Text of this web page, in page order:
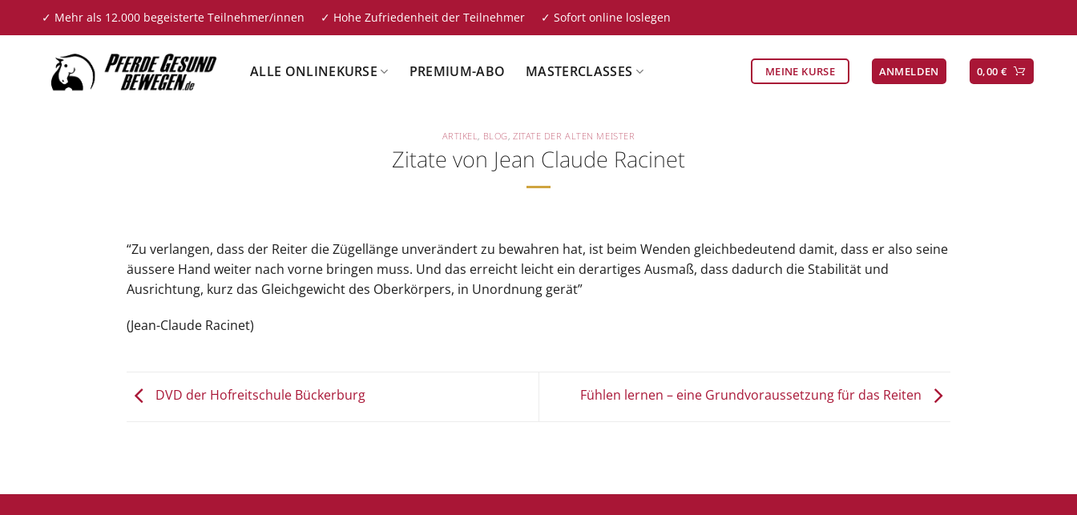
✓ Mehr als 12.000 begeisterte Teilnehmer/innen ✓ Hohe Zufriedenheit der Teilnehmer ✓ Sofort online loslegen
ALLE ONLINEKURSE PREMIUM-ABO MASTERCLASSES MEINE KURSE ANMELDEN 0,00 €
ARTIKEL, BLOG, ZITATE DER ALTEN MEISTER
Zitate von Jean Claude Racinet
“Zu verlangen, dass der Reiter die Zügellänge unverändert zu bewahren hat, ist beim Wenden gleichbedeutend damit, dass er also seine
äussere Hand weiter nach vorne bringen muss. Und das erreicht leicht ein derartiges Ausmaß, dass dadurch die Stabilität und
Ausrichtung, kurz das Gleichgewicht des Oberkörpers, in Unordnung gerät”
(Jean-Claude Racinet)
DVD der Hofreitschule Bückerburg Fühlen lernen – eine Grundvoraussetzung für das Reiten